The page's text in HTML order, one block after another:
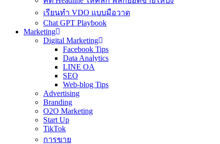
เรียนทำ VDO แบบมือวาด
Chat GPT Playbook
Marketing
Digital Marketing
Facebook Tips
Data Analytics
LINE OA
SEO
Web-blog Tips
Advertising
Branding
O2O Marketing
Start Up
TikTok
การขาย